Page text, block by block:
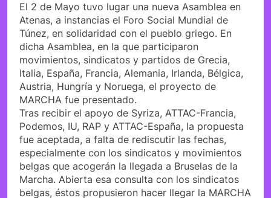
El 2 de Mayo tuvo lugar una nueva Asamblea en
Atenas, a instancias el Foro Social Mundial de
Túnez, en solidaridad con el pueblo griego. En
dicha Asamblea, en la que participaron
movimientos, sindicatos y partidos de Grecia,
Italia, España, Francia, Alemania, Irlanda, Bélgica,
Austria, Hungría y Noruega, el proyecto de
MARCHA fue presentado.
Tras recibir el apoyo de Syriza, ATTAC-Francia,
Podemos, IU, RAP y ATTAC-España, la propuesta
fue aceptada, a falta de rediscutir las fechas,
especialmente con los sindicatos y movimientos
belgas que acogerán la llegada a Bruselas de la
Marcha. Abierta esa consulta con los sindicatos
belgas, éstos propusieron hacer llegar la MARCHA